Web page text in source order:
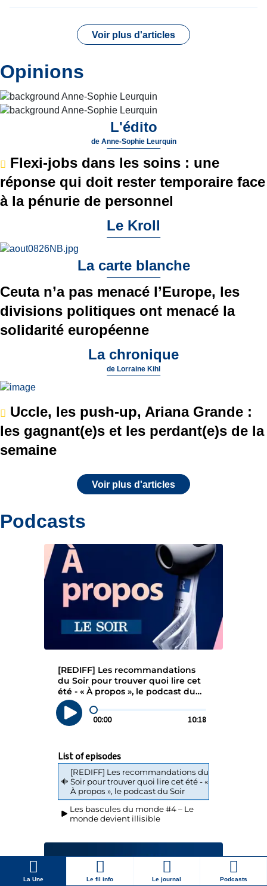
La Une Le fil info Le journal Podcasts
Voir plus d'articles
Opinions
L'édito
de Anne-Sophie Leurquin
Flexi-jobs dans les soins : une
réponse qui doit rester temporaire face
à la pénurie de personnel
Le Kroll
La carte blanche
Ceuta n’a pas menacé l’Europe, les
divisions politiques ont menacé la
solidarité européenne
La chronique
de Lorraine Kihl
Uccle, les push-up, Ariana Grande :
les gagnant(e)s et les perdant(e)s de la
semaine
Voir plus d'articles
Podcasts